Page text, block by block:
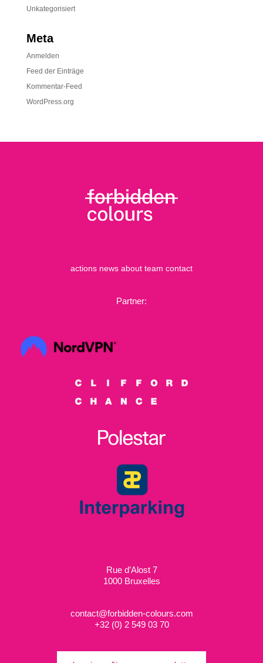
Unkategorisiert
Meta
Anmelden
Feed der Einträge
Kommentar-Feed
WordPress.org
actions news about team contact
Partner:
Rue d’Alost 7
1000 Bruxelles
contact@forbidden-colours.com
+32 (0) 2 549 03 70